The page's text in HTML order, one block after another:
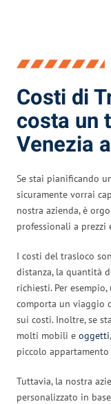
Costi di
costa un
Venezia
Se stai pianificando
sicuramente vorrai
nostra azienda, è
professionali a prezzi
I costi del trasloco
distanza, la quantità
richiesti. Per
comporta un viaggio
sui costi. Inoltre, se
molti mobili e oggetti
piccolo
Tuttavia, la nostra
personalizzato in